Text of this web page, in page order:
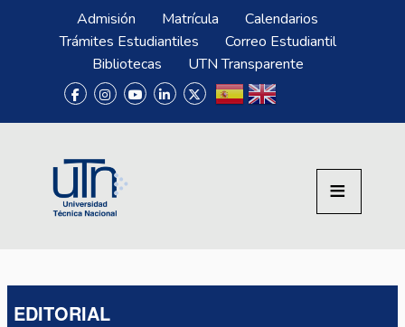
Pasar al contenido principal
Menú SuperiorAdmisión Matrícula
Calendarios
Trámites Estudiantiles
Correo Estudiantil
Bibliotecas
UTN Transparente
EDITORIAL